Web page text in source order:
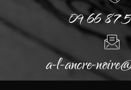
09 66 87
a-l-ancre-